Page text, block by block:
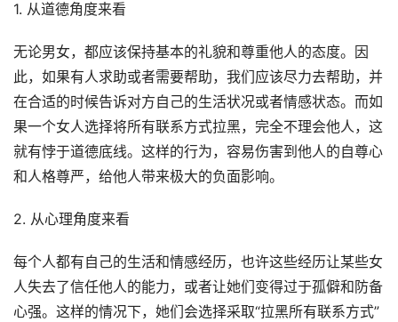
1. 从道德角度来看
无论男女，都应该保持基本的礼貌和尊重他人的态度。因
此，如果有人求助或者需要帮助，我们应该尽力去帮助，并
在合适的时候告诉对方自己的生活状况或者情感状态。而如
果一个女人选择将所有联系方式拉黑，完全不理会他人，这
就有悖于道德底线。这样的行为，容易伤害到他人的自尊心
和人格尊严，给他人带来极大的负面影响。
2. 从心理角度来看
每个人都有自己的生活和情感经历，也许这些经历让某些女
人失去了信任他人的能力，或者让她们变得过于孤僻和防备
心强。这样的情况下，她们会选择采取“拉黑所有联系方式”